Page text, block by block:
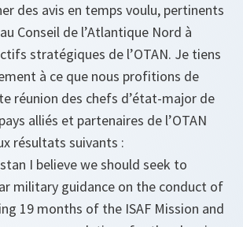
des avis en temps voulu, pertinents
Conseil de l’Atlantique Nord à
stratégiques de l’OTAN. Je tiens
à ce que nous profitions de
réunion des chefs d’état-major de
alliés et partenaires de l’OTAN
résultats suivants :
I believe we should seek to
military guidance on the conduct of
19 months of the ISAF Mission and